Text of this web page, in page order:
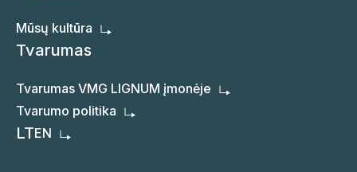
Mūsų kultūra
Tvarumas
Tvarumas VMG LIGNUM įmonėje
Tvarumo politika
LTEN